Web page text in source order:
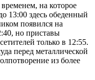
на которое
13:00 здесь обеденный
появился на
но приставы
только в 12:55.
перед металлической
из более